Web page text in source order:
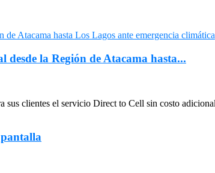
la Región de Atacama hasta...
clientes el servicio Direct to Cell sin costo